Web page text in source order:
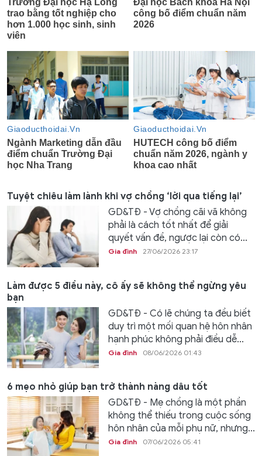
Tuyệt chiêu làm lành khi vợ chồng ‘lời qua tiếng lại’
GD&TĐ - Vợ chồng cãi vã không
phải là cách tốt nhất để giải
quyết vấn đề, ngược lại còn có...
Gia đình 27/06/2026 23:17
Làm được 5 điều này, cô ấy sẽ không thể ngừng yêu
bạn
GD&TĐ - Có lẽ chúng ta đều biết
duy trì một mối quan hệ hôn nhân
hạnh phúc không phải điều dễ...
Gia đình 08/06/2026 01:43
6 mẹo nhỏ giúp bạn trở thành nàng dâu tốt
GD&TĐ - Mẹ chồng là một phần
không thể thiếu trong cuộc sống
hôn nhân của mỗi phụ nữ, nhưng...
Gia đình 07/06/2026 05:41